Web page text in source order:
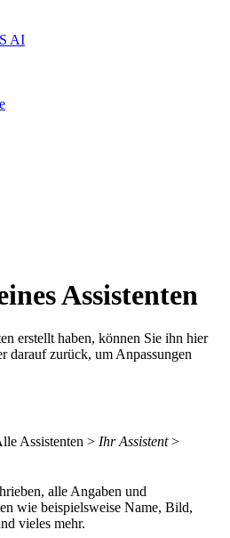
AI
Assistenten
erstellt haben, können Sie ihn hier
darauf zurück, um Anpassungen
Assistenten > Ihr Assistent>
alle Angaben und
wie beispielsweise Name, Bild,
vieles mehr.